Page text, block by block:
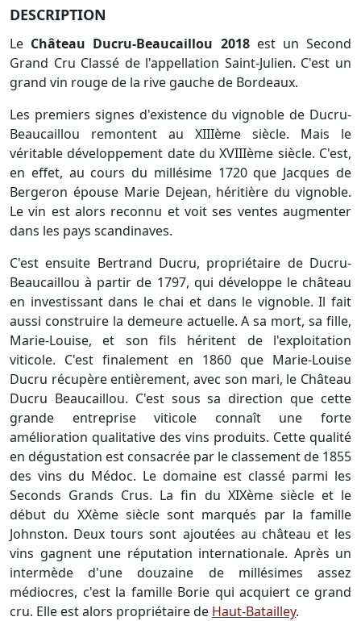
DESCRIPTION
Le Château Ducru-Beaucaillou 2018est un Second
Grand Cru Classé de l'appellation Saint-Julien. C'est un
grand vin rouge de la rive gauche de Bordeaux.
Les premiers signes d'existence du vignoble de Ducru-
Beaucaillou remontent au XIIIème siècle. Mais le
véritable développement date du XVIIIème siècle. C'est,
en effet, au cours du millésime 1720 que Jacques de
Bergeron épouse Marie Dejean, héritière du vignoble.
Le vin est alors reconnu et voit ses ventes augmenter
dans les pays scandinaves.
C'est ensuite Bertrand Ducru, propriétaire de Ducru-
Beaucaillou à partir de 1797, qui développe le château
en investissant dans le chai et dans le vignoble. Il fait
aussi construire la demeure actuelle. A sa mort, sa fille,
Marie-Louise, et son fils héritent de l'exploitation
viticole. C'est finalement en 1860 que Marie-Louise
Ducru récupère entièrement, avec son mari, le Château
Ducru Beaucaillou. C'est sous sa direction que cette
grande entreprise viticole connaît une forte
amélioration qualitative des vins produits. Cette qualité
en dégustation est consacrée par le classement de 1855
des vins du Médoc. Le domaine est classé parmi les
Seconds Grands Crus. La fin du XIXème siècle et le
début du XXème siècle sont marqués par la famille
Johnston. Deux tours sont ajoutées au château et les
vins gagnent une réputation internationale. Après un
intermède d'une douzaine de millésimes assez
médiocres, c'est la famille Borie qui acquiert ce grand
cru. Elle est alors propriétaire de Haut-Batailley.